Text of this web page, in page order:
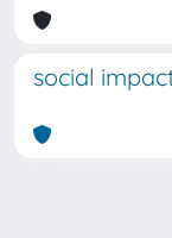
social